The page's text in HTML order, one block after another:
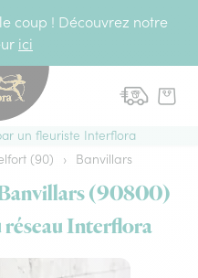
coup ! Découvrez notre
ici
un fleuriste Interflora
(90) › Banvillars
(90800)
réseau Interflora